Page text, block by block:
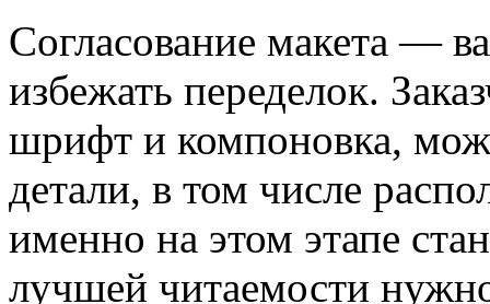
Согласование макета —
избежать переделок.
шрифт и компоновка,
детали, в том числе
именно на этом этапе
лучшей читаемости